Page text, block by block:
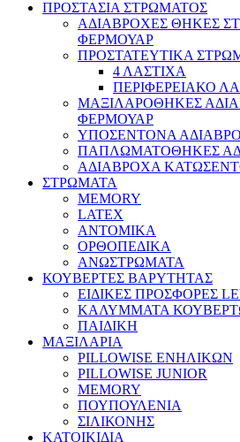
ΠΡΟΣΤΑΣΙΑ ΣΤΡΩΜΑΤΟΣ
ΑΔΙΑΒΡΟΧΕΣ ΘΗΚΕΣ
ΦΕΡΜΟΥΑΡ
ΠΡΟΣΤΑΤΕΥΤΙΚΑ
4 ΛΑΣΤΙΧΑ
ΠΕΡΙΦΕΡΕΙΑΚΟ
ΜΑΞΙΛΑΡΟΘΗΚΕΣ
ΦΕΡΜΟΥΑΡ
ΥΠΟΣΕΝΤΟΝΑ
ΠΑΠΛΩΜΑΤΟΘΗΚΕΣ
ΑΔΙΑΒΡΟΧΑ
ΣΤΡΩΜΑΤΑ
MEMORY
LATEX
ΑΝΤΟΜΙΚΑ
ΟΡΘΟΠΕΔΙΚΑ
ΑΝΩΣΤΡΩΜΑΤΑ
ΚΟΥΒΕΡΤΕΣ ΒΑΡΥΤΗΤΑΣ
ΕΙΔΙΚΕΣ ΠΡΟΣΦΟΡΕΣ
ΚΑΛΥΜΜΑΤΑ
ΠΑΙΔΙΚΗ
ΜΑΞΙΛΑΡΙΑ
PILLOWISE ΕΝΗΛΙΚΩΝ
PILLOWISE JUNIOR
MEMORY
ΠΟΥΠΟΥΛΕΝΙΑ
ΣΙΛΙΚΟΝΗΣ
ΚΑΤΟΙΚΙΔΙΑ